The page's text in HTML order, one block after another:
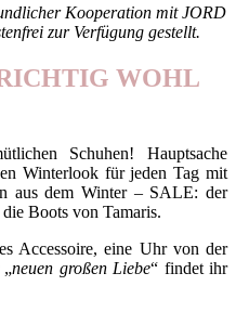
Kooperation mit JORD
zur Verfügung gestellt.
WOHL
Schuhen! Hauptsache
Winterlook für jeden Tag mit
aus dem Winter – SALE: der
Boots von Tamaris.
Accessoire, eine Uhr von der
„neuen großen Liebe“ findet ihr